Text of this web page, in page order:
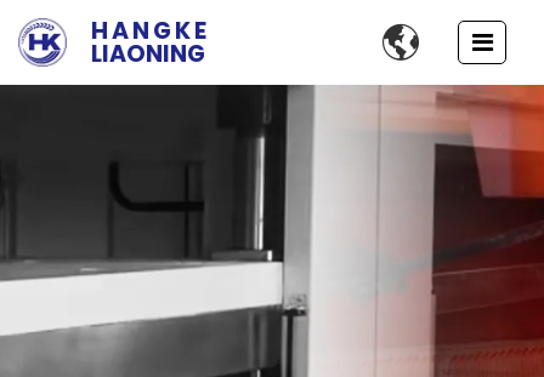
HANGKE
LIAONING 